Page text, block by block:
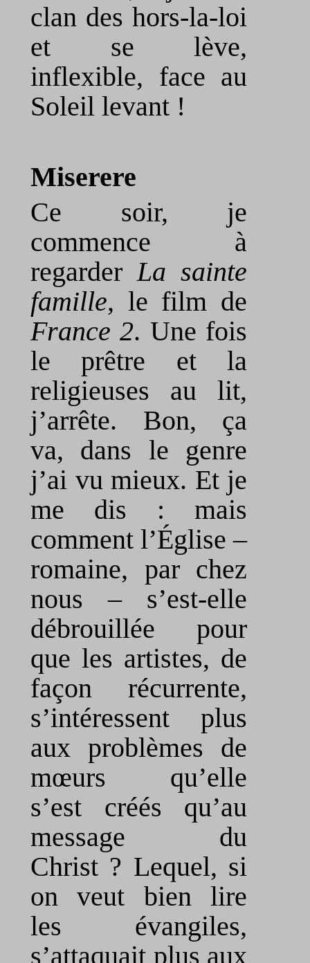
clan des hors-la-loi
et se lève,
inflexible, face au
Soleil levant !
Miserere
Ce soir, je
commence à
regarderLa sainte
famille, le film de
France 2. Une fois
le prêtre et la
religieuses au lit,
j’arrête. Bon, ça
va, dans le genre
j’ai vu mieux. Et je
me dis : mais
comment l’Église –
romaine, par chez
nous – s’est-elle
débrouillée pour
que les artistes, de
façon récurrente,
s’intéressent plus
aux problèmes de
mœurs qu’elle
s’est créés qu’au
message du
Christ ? Lequel, si
on veut bien lire
les évangiles,
s’attaquait plus aux